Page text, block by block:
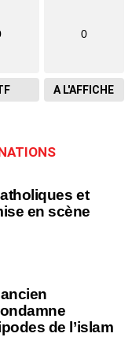
0
A L'AFFICHE
et
en scène
de l’islam